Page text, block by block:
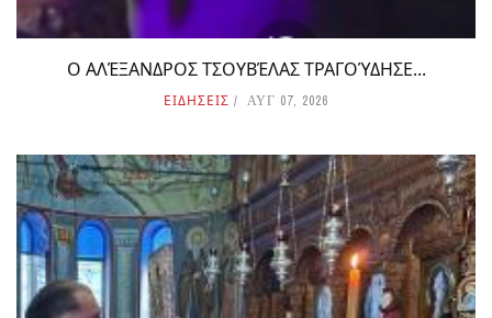
Ο ΑΛΈΞΑΝΔΡΟΣ ΤΣΟΥΒΈΛΑΣ ΤΡΑΓΟΎΔΗΣΕ...
ΕΙΔΗΣΕΙΣ ΑΥΓ 07, 2026